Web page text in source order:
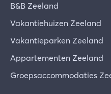
B&B Zeeland
Vakantiehuizen Zeeland
Vakantieparken Zeeland
Appartementen Zeeland
Groepsaccommodaties